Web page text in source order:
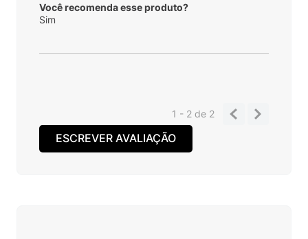
Você recomenda esse produto?
Sim
1 - 2de 2
ESCREVER AVALIAÇÃO